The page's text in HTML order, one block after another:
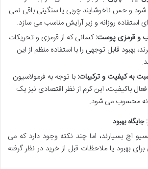
و حس ناخوشایند چربی یا سنگینی باقی نمی
استفاده روزانه و زیر آرایش مناسب می سازد.
و قرمزی پوست:کسانی که از قرمزی و تحریکات
بهبود قابل توجهی را با استفاده منظم از این
به کیفیت و ترکیبات: با توجه به فرمولاسیون
باکیفیت، این کرم از نظر اقتصادی نیز یک
محسوب می شود.
بهبود
اچ بسیارند، اما چند نکته وجود دارد که می
برای بهبود یا ملاحظات قبل از خرید در نظر گرفته